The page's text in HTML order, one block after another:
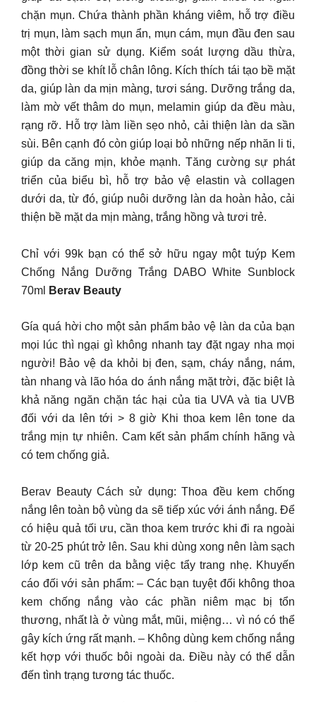
chặn mụn. Chứa thành phần kháng viêm, hỗ trợ điều
trị mụn, làm sạch mụn ẩn, mụn cám, mụn đầu đen sau
một thời gian sử dụng. Kiểm soát lượng dầu thừa,
đồng thời se khít lỗ chân lông. Kích thích tái tạo bề mặt
da, giúp làn da mịn màng, tươi sáng. Dưỡng trắng da,
làm mờ vết thâm do mụn, melamin giúp da đều màu,
rạng rỡ. Hỗ trợ làm liền sẹo nhỏ, cải thiện làn da sần
sùi. Bên cạnh đó còn giúp loại bỏ những nếp nhăn li ti,
giúp da căng mịn, khỏe mạnh. Tăng cường sự phát
triển của biểu bì, hỗ trợ bảo vệ elastin và collagen
dưới da, từ đó, giúp nuôi dưỡng làn da hoàn hảo, cải
thiện bề mặt da mịn màng, trắng hồng và tươi trẻ.
Chỉ với 99k bạn có thể sở hữu ngay một tuýp Kem
Chống Nắng Dưỡng Trắng DABO White Sunblock
70ml
Berav Beauty
Gía quá hời cho một sản phẩm bảo vệ làn da của bạn
mọi lúc thì ngại gì không nhanh tay đặt ngay nha mọi
người! Bảo vệ da khỏi bị đen, sạm, cháy nắng, nám,
tàn nhang và lão hóa do ánh nắng mặt trời, đặc biệt là
khả năng ngăn chặn tác hại của tia UVA và tia UVB
đối với da lên tới > 8 giờ Khi thoa kem lên tone da
trắng mịn tự nhiên. Cam kết sản phẩm chính hãng và
có tem chống giả.
Berav Beauty Cách sử dụng: Thoa đều kem chống
nắng lên toàn bộ vùng da sẽ tiếp xúc với ánh nắng. Để
có hiệu quả tối ưu, cần thoa kem trước khi đi ra ngoài
từ 20-25 phút trở lên. Sau khi dùng xong nên làm sạch
lớp kem cũ trên da bằng việc tẩy trang nhẹ. Khuyến
cáo đối với sản phẩm: – Các bạn tuyệt đối không thoa
kem chống nắng vào các phần niêm mạc bị tổn
thương, nhất là ở vùng mắt, mũi, miệng… vì nó có thể
gây kích ứng rất mạnh. – Không dùng kem chống nắng
kết hợp với thuốc bôi ngoài da. Điều này có thể dẫn
đến tình trạng tương tác thuốc.